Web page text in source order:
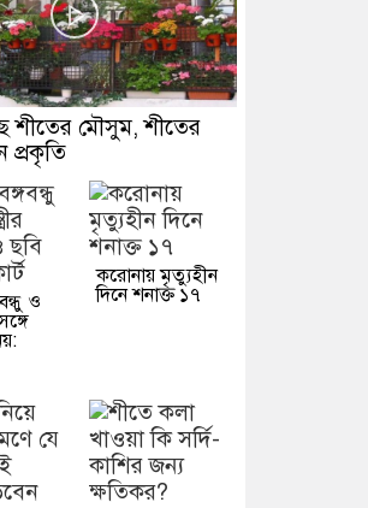
শীতের মৌসুম, শীতের
প্রকৃতি
ও
করোনায় মৃত্যুহীন
দিনে শনাক্ত ১৭